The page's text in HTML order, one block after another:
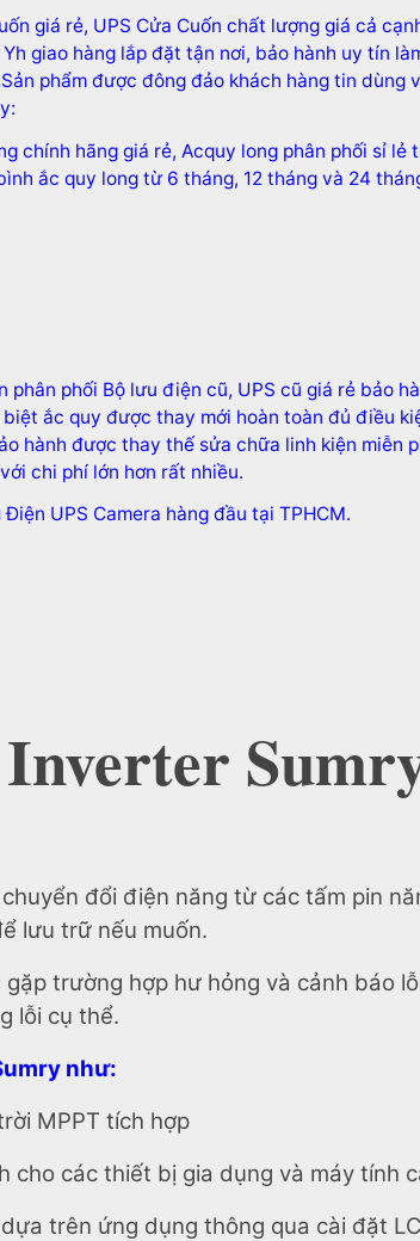
giá rẻ, UPS Cửa Cuốn chất lượng giá cả
giao hàng lắp đặt tận nơi, bảo hành uy tín
phẩm được đông đảo khách hàng tin
chính hãng giá rẻ, Acquy long phân phối sỉ
ắc quy long từ 6 tháng, 12 tháng và 24
phân phối Bộ lưu điện cũ, UPS cũ giá rẻ bảo
ắc quy được thay mới hoàn toàn đủ điều
hành được thay thế sửa chữa linh kiện
chi phí lớn hơn rất nhiều.
UPS Camera hàng đầu tại TPHCM.
đổi điện năng từ các tấm pin
lưu trữ nếu muốn.
trường hợp hư hỏng và cảnh báo
lỗi cụ thể.
như:
MPPT tích hợp
cho các thiết bị gia dụng và máy tính
trên ứng dụng thông qua cài đặt